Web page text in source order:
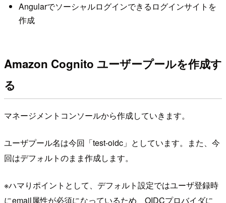
Angularでソーシャルログインできるログインサイトを
作成
Amazon Cognito ユーザープールを作成す
る
マネージメントコンソールから作成していきます。
ユーザプール名は今回「test-oidc」としています。また、今
回はデフォルトのまま作成します。
※ハマりポイントとして、デフォルト設定ではユーザ登録時
にemail属性が必須になっているため、OIDCプロバイダに